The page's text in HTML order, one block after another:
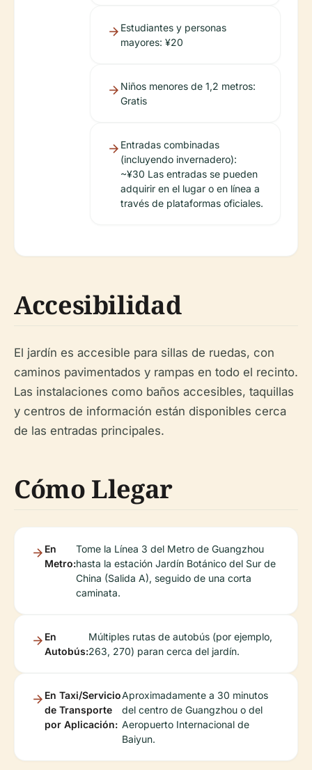
Estudiantes y personas
mayores: ¥20
Niños menores de 1,2 metros:
Gratis
Entradas combinadas
(incluyendo invernadero):
~¥30 Las entradas se pueden
adquirir en el lugar o en línea a
través de plataformas oficiales.
Accesibilidad
El jardín es accesible para sillas de ruedas, con
caminos pavimentados y rampas en todo el recinto.
Las instalaciones como baños accesibles, taquillas
y centros de información están disponibles cerca
de las entradas principales.
Cómo Llegar
En
Metro:
Tome la Línea 3 del Metro de Guangzhou
hasta la estación Jardín Botánico del Sur de
China (Salida A), seguido de una corta
caminata.
En
Autobús:
Múltiples rutas de autobús (por ejemplo,
263, 270) paran cerca del jardín.
En Taxi/Servicio
de Transporte
por Aplicación:
Aproximadamente a 30 minutos
del centro de Guangzhou o del
Aeropuerto Internacional de
Baiyun.